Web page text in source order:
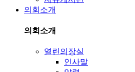
의회소개
의회소개
열린의장실
인사말